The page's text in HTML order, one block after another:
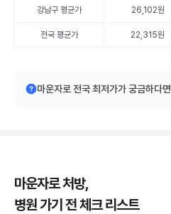
강남구평균가 26,102원
전국 평균가 22,315원
마운자로 전국 최저가가 궁금하다
마운자로 처방,
병원 가기 전 체크 리스트